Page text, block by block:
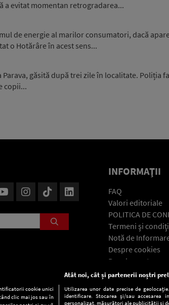
a evitat momentan retrogradarea...
de energie al marilor consumatori, dacă
o Hotărâre în acest sens...
găsită după trei zile în localitate. Poliția
copii...
INFORMAŢII
FAQ
Valori editoriale
POLITICA DE
Termeni şi
Notă de
Despre cookies
Regulament
GDPR
cookie unici
clic mai jos sau în
Atât noi, cât și partenerii noștri
Utilizarea unor date precise de
identificare. Stocarea și/sau
personalizat, măsurători ale publicității și